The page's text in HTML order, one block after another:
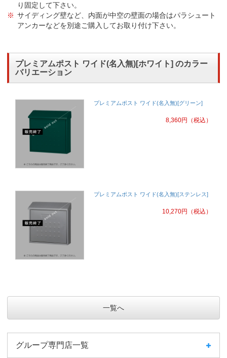
り固定して下さい。
サイディング壁など、内面が中空の壁面の場合はパラシュート
アンカーなどを別途ご購入してお取り付け下さい。
プレミアムポスト ワイド(名入無)[ホワイト] のカラー
バリエーション
プレミアムポスト ワイド(名入無)[グリーン]
8,360円 （税込）
プレミアムポスト ワイド(名入無)[ステンレス]
10,270円 （税込）
一覧へ
グループ専門店一覧